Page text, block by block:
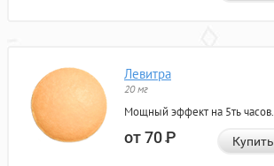
Левитра
20 мг
Мощный эффект на 5ть часов.
от 70Р Купить